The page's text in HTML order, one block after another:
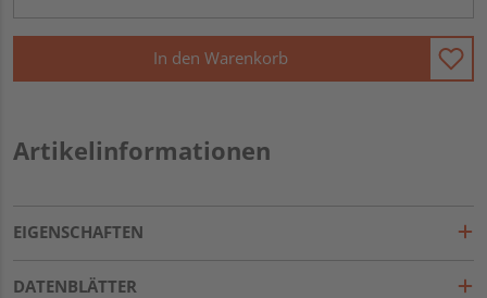
In den Warenkorb
Artikelinformationen
EIGENSCHAFTEN
DATENBLÄTTER